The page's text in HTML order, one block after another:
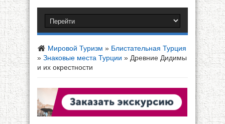
Мировой Туризм » Блистательная Турция
» Знаковые места Турции » Древние Дидимы
и их окрестности